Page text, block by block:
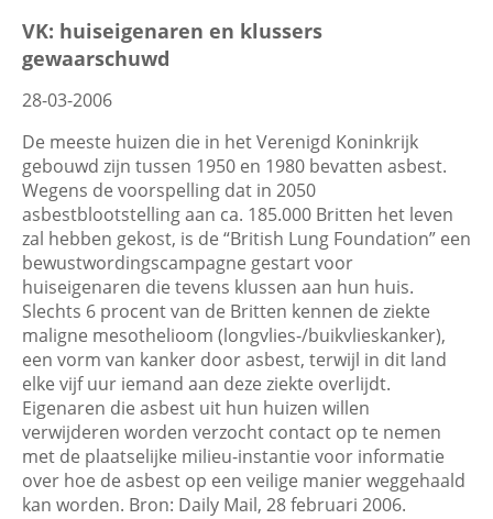
VK: huiseigenaren en klussers
gewaarschuwd
28-03-2006
De meeste huizen die in het Verenigd Koninkrijk
gebouwd zijn tussen 1950 en 1980 bevatten asbest.
Wegens de voorspelling dat in 2050
asbestblootstelling aan ca. 185.000 Britten het leven
zal hebben gekost, is de “British Lung Foundation” een
bewustwordingscampagne gestart voor
huiseigenaren die tevens klussen aan hun huis.
Slechts 6 procent van de Britten kennen de ziekte
maligne mesothelioom (longvlies-/buikvlieskanker),
een vorm van kanker door asbest, terwijl in dit land
elke vijf uur iemand aan deze ziekte overlijdt.
Eigenaren die asbest uit hun huizen willen
verwijderen worden verzocht contact op te nemen
met de plaatselijke milieu-instantie voor informatie
over hoe de asbest op een veilige manier weggehaald
kan worden. Bron: Daily Mail, 28 februari 2006.